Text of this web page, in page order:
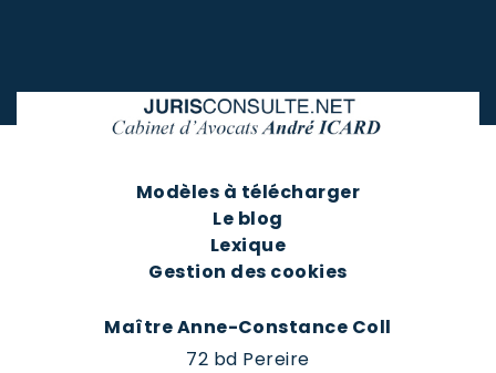
Modèles à télécharger
Le blog
Lexique
Gestion des cookies
Maître Anne-Constance Coll
72 bd Pereire